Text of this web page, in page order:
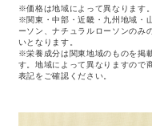
※価格は地域によって異なります。
※関東・中部・近畿・九州地域・
ーソン、ナチュラルローソンのみ
いとなります。
※栄養成分は関東地域のものを掲
す。地域によって異なりますので
表記をご確認ください。